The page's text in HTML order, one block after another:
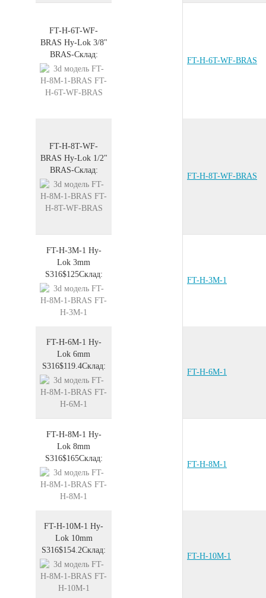
FT-H-6T-WF-
BRAS Hy-Lok 3/8"
BRAS-Склад:
FT-H-6T-WF-BRAS
FT-H-8T-WF-
BRAS Hy-Lok 1/2"
BRAS-Склад:
FT-H-8T-WF-BRAS
FT-H-3M-1 Hy-
Lok 3mm
S316$125Склад:
FT-H-3M-1
FT-H-6M-1 Hy-
Lok 6mm
S316$119.4Склад:
FT-H-6M-1
FT-H-8M-1 Hy-
Lok 8mm
S316$165Склад:
FT-H-8M-1
FT-H-10M-1 Hy-
Lok 10mm
S316$154.2Склад:
FT-H-10M-1